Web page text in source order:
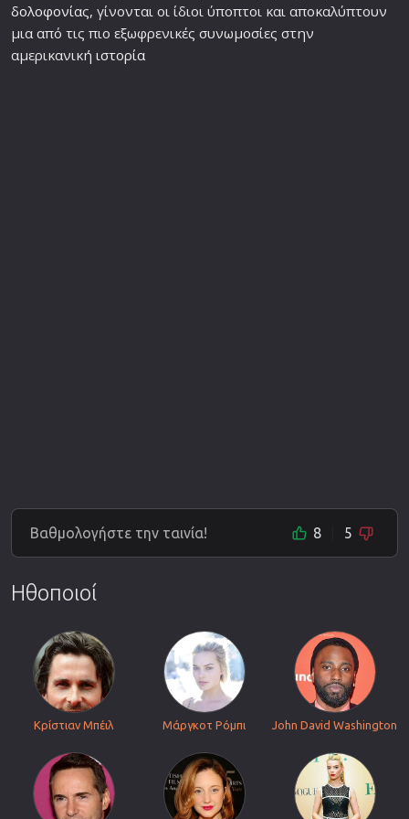
δολοφονίας, γίνονται οι ίδιοι ύποπτοι και αποκαλύπτουν
μια από τις πιο εξωφρενικές συνωμοσίες στην
αμερικανική ιστορία
Βαθμολογήστε την ταινία! 8 5
Ηθοποιοί
Κρίστιαν Μπέιλ Μάργκοτ Ρόμπι John David Washington